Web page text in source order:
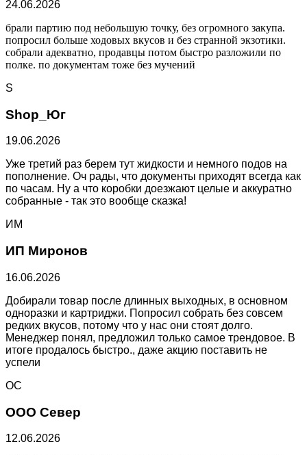
24.06.2026
брали партию под небольшую точку, без огромного закупа.
попросил больше ходовых вкусов и без странной экзотики.
собрали адекватно, продавцы потом быстро разложили по
полке. по документам тоже без мучений
S
Shop_Юг
19.06.2026
Уже третий раз берем тут жидкости и немного подов на
пополнение. Оч рады, что документы приходят всегда как
по часам. Ну а что коробки доезжают целые и аккуратно
собранные - так это вообще сказка!
ИМ
ИП Миронов
16.06.2026
Добирали товар после длинных выходных, в основном
одноразки и картриджи. Попросил собрать без совсем
редких вкусов, потому что у нас они стоят долго.
Менеджер понял, предложил только самое трендовое. В
итоге продалось быстро., даже акцию поставить не
успели
ОС
ООО Север
12.06.2026